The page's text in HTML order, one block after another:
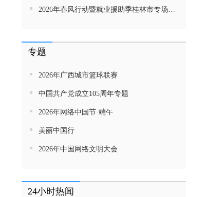
2026年春风行动暨就业援助季桂林市专场招聘活动直播带岗
专题
2026年广西城市篮球联赛
中国共产党成立105周年专题
2026年网络中国节·端午
美丽中国行
2026年中国网络文明大会
24小时热闻